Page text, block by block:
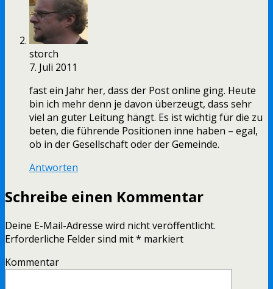
storch
7. Juli 2011
fast ein Jahr her, dass der Post online ging. Heute
bin ich mehr denn je davon überzeugt, dass sehr
viel an guter Leitung hängt. Es ist wichtig für die zu
beten, die führende Positionen inne haben – egal,
ob in der Gesellschaft oder der Gemeinde.
Antworten
Schreibe einen Kommentar
Deine E-Mail-Adresse wird nicht veröffentlicht.
Erforderliche Felder sind mit* markiert
Kommentar